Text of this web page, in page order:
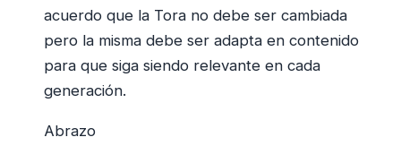
acuerdo que la Tora no debe ser cambiada
pero la misma debe ser adapta en contenido
para que siga siendo relevante en cada
generación.
Abrazo